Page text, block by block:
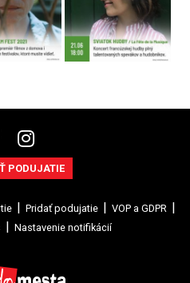
PODUJATIE
Pridať podujatie
VOP a GDPR
Nastavenie notifikácií